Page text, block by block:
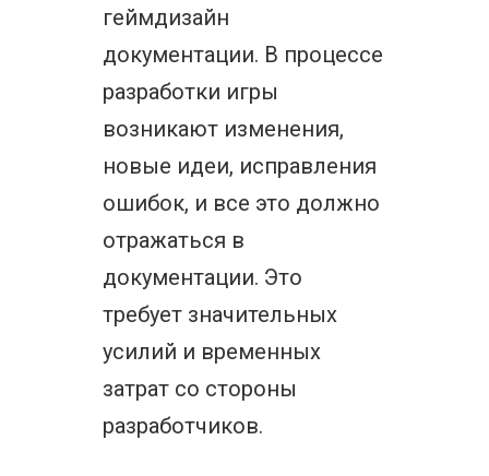
геймдизайн
документации. В процессе
разработки игры
возникают изменения,
новые идеи, исправления
ошибок, и все это должно
отражаться в
документации. Это
требует значительных
усилий и временных
затрат со стороны
разработчиков.